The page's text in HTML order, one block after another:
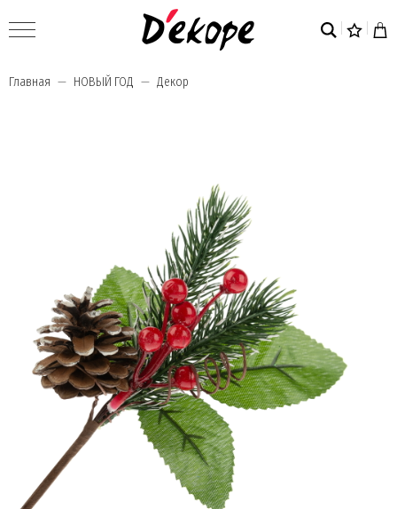
Главная НОВЫЙ ГОД Декор